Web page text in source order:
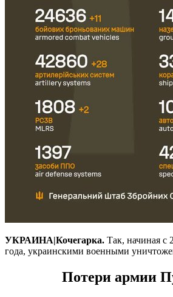
УКРАИНА|Кочегарка. Так, начиная с
года, украинскими военными
Потери армии